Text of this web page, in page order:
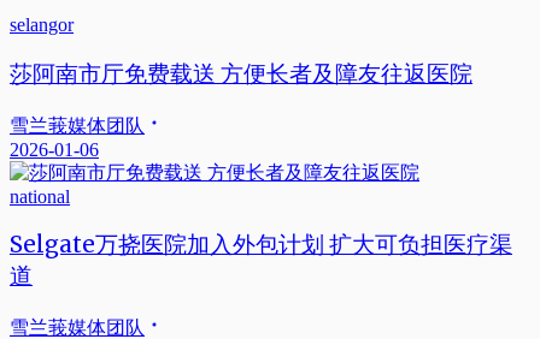
selangor
莎阿南市厅免费载送 方便长者及障友往返医院
雪兰莪媒体团队
2026-01-06
national
Selgate万挠医院加入外包计划 扩大可负担医疗渠
道
雪兰莪媒体团队